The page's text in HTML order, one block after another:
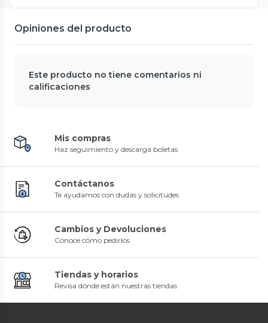
Opiniones del producto
Este producto no tiene comentarios ni
calificaciones
Mis compras
Haz seguimiento y descarga boletas
Contáctanos
Te ayudamos con dudas y solicitudes
Cambios y Devoluciones
Conoce cómo pedirlos
Tiendas y horarios
Revisa dónde están nuestras tiendas